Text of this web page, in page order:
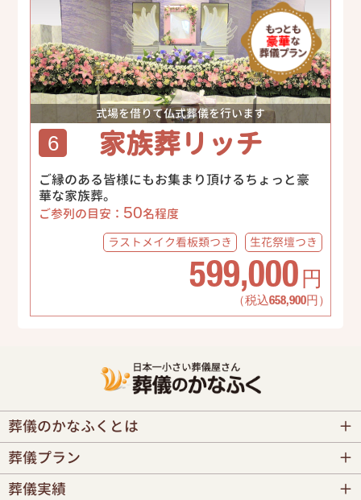
式場を借りて仏式葬儀を行います
6 家族葬リッチ
ご縁のある皆様にもお集まり頂けるちょっと豪
華な家族葬。
ご参列の目安： 50名程度
ラストメイク看板類つき 生花祭壇つき
599,000 円
（税込658,900円）
葬儀のかなふくとは
葬儀プラン
葬儀実績